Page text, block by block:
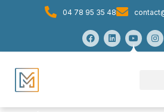
04 78 95 35 48